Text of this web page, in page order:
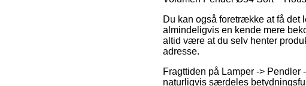
Du kan også foretrække at få det
almindeligvis en kende mere
altid være at du selv henter
adresse.
Fragttiden på Lamper ->
naturligvis særdeles